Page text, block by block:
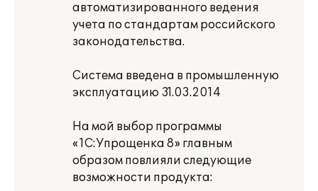
автоматизированного ведения
учета по стандартам российского
законодательства.
Система введена в промышленную
эксплуатацию 31.03.2014
На мой выбор программы
«1С:Упрощенка 8» главным
образом повлияли следующие
возможности продукта: